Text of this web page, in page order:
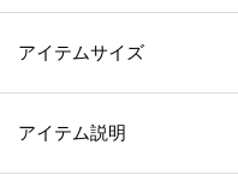
アイテムサイズ
アイテム説明